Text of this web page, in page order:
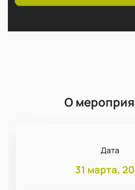
О
Дата
31 марта,